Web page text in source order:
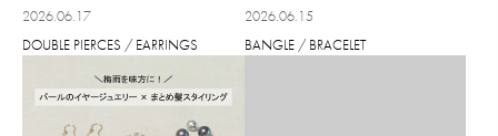
2026.06.17
DOUBLE PIERCES / EARRINGS
2026.06.15
BANGLE / BRACELET